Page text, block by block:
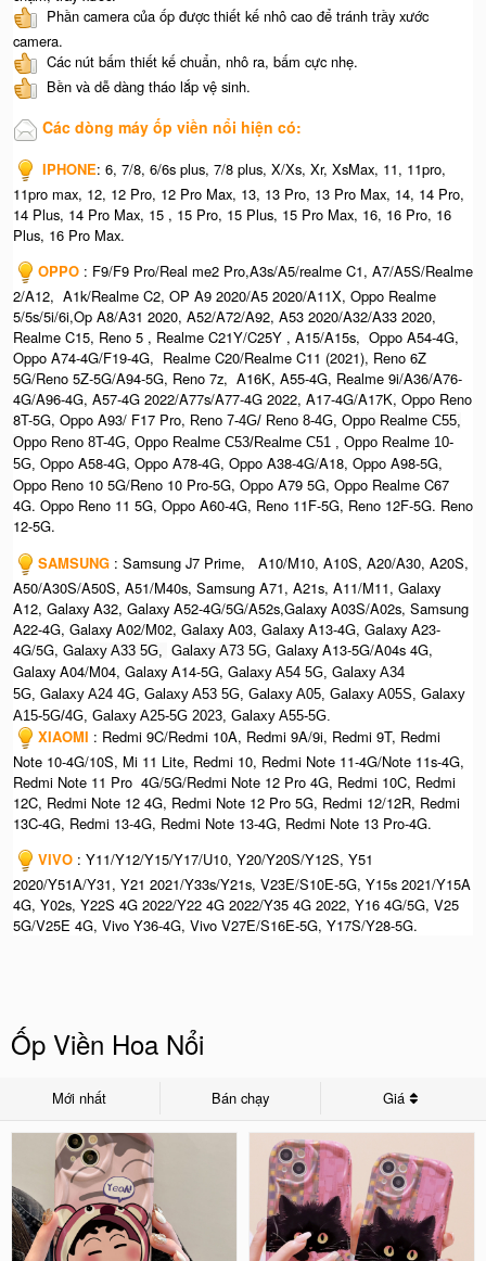
Phần camera của ốp được thiết kế nhô cao để tránh trầy xước
camera.
Các nút bấm thiết kế chuẩn, nhô ra, bấm cực nhẹ.
Bền và dễ dàng tháo lắp vệ sinh.
Các dòng máy ốp viền nổi hiện có:
IPHONE: 6, 7/8, 6/6s plus, 7/8 plus, X/Xs, Xr, XsMax, 11, 11pro,
11pro max, 12, 12 Pro, 12 Pro Max, 13, 13 Pro, 13 Pro Max, 14, 14 Pro,
14 Plus, 14 Pro Max, 15 , 15 Pro, 15 Plus, 15 Pro Max, 16, 16 Pro, 16
Plus, 16 Pro Max.
OPPO : F9/F9 Pro/Real me2 Pro,A3s/A5/realme C1, A7/A5S/Realme
2/A12, A1k/Realme C2, OP A9 2020/A5 2020/A11X, Oppo Realme
5/5s/5i/6i,Op A8/A31 2020, A52/A72/A92, A53 2020/A32/A33 2020,
Realme C15, Reno 5 , Realme C21Y/C25Y , A15/A15s, Oppo A54-4G,
Oppo A74-4G/F19-4G, Realme C20/Realme C11 (2021), Reno 6Z
5G/Reno 5Z-5G/A94-5G, Reno 7z, A16K, A55-4G, Realme 9i/A36/A76-
4G/A96-4G, A57-4G 2022/A77s/A77-4G 2022, A17-4G/A17K, Oppo Reno
8T-5G, Oppo A93/ F17 Pro, Reno 7-4G/ Reno 8-4G, Oppo Realme C55,
Oppo Reno 8T-4G, Oppo Realme C53/Realme C51 , Oppo Realme 10-
5G, Oppo A58-4G, Oppo A78-4G, Oppo A38-4G/A18, Oppo A98-5G,
Oppo Reno 10 5G/Reno 10 Pro-5G, Oppo A79 5G, Oppo Realme C67
4G. Oppo Reno 11 5G, Oppo A60-4G, Reno 11F-5G, Reno 12F-5G. Reno
12-5G.
SAMSUNG : Samsung J7 Prime, A10/M10, A10S, A20/A30, A20S,
A50/A30S/A50S, A51/M40s, Samsung A71, A21s, A11/M11, Galaxy
A12, Galaxy A32, Galaxy A52-4G/5G/A52s,Galaxy A03S/A02s, Samsung
A22-4G, Galaxy A02/M02, Galaxy A03, Galaxy A13-4G, Galaxy A23-
4G/5G, Galaxy A33 5G, Galaxy A73 5G, Galaxy A13-5G/A04s 4G,
Galaxy A04/M04, Galaxy A14-5G, Galaxy A54 5G, Galaxy A34
5G, Galaxy A24 4G, Galaxy A53 5G, Galaxy A05, Galaxy A05S, Galaxy
A15-5G/4G, Galaxy A25-5G 2023, Galaxy A55-5G.
XIAOMI : Redmi 9C/Redmi 10A, Redmi 9A/9i, Redmi 9T, Redmi
Note 10-4G/10S, Mi 11 Lite, Redmi 10, Redmi Note 11-4G/Note 11s-4G,
Redmi Note 11 Pro 4G/5G/Redmi Note 12 Pro 4G, Redmi 10C, Redmi
12C, Redmi Note 12 4G, Redmi Note 12 Pro 5G, Redmi 12/12R, Redmi
13C-4G, Redmi 13-4G, Redmi Note 13-4G, Redmi Note 13 Pro-4G.
VIVO : Y11/Y12/Y15/Y17/U10, Y20/Y20S/Y12S, Y51
2020/Y51A/Y31, Y21 2021/Y33s/Y21s, V23E/S10E-5G, Y15s 2021/Y15A
4G, Y02s, Y22S 4G 2022/Y22 4G 2022/Y35 4G 2022, Y16 4G/5G, V25
5G/V25E 4G, Vivo Y36-4G, Vivo V27E/S16E-5G, Y17S/Y28-5G.
Ốp Viền Hoa Nổi
Mới nhất Bán chạy Giá